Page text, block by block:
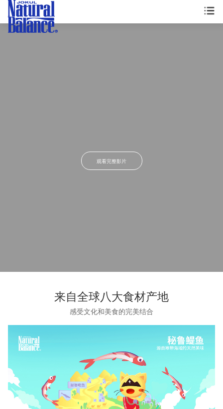
观看完整影片
来自全球八大食材产地
感受文化和美食的完美结合